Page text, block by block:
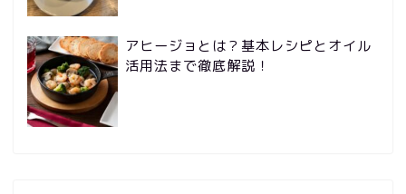
アヒージョとは？基本レシピとオイル
活用法まで徹底解説！